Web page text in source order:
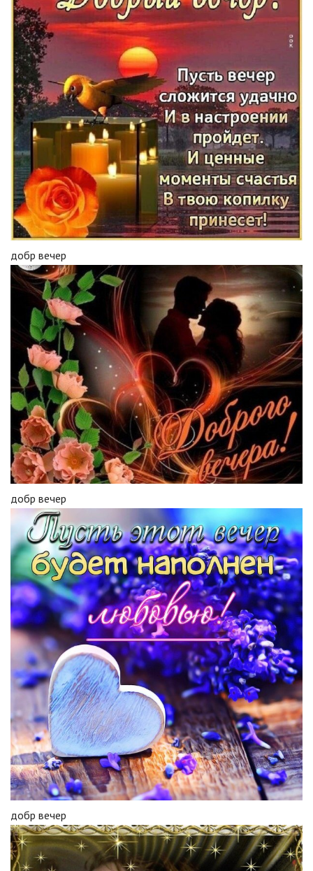
добр вечер
добр вечер
добр вечер